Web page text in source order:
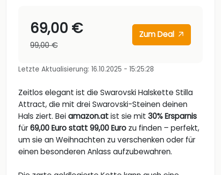
69,00 €
99,00 €
Zum Deal
Letzte Aktualisierung: 16.10.2025 - 15:25:28
Zeitlos elegant ist die Swarovski Halskette Stilla
Attract, die mit drei Swarovski-Steinen deinen
Hals ziert. Beiamazon.atist sie mit 30% Ersparnis
für69,00 Euro statt 99,00 Euro zu finden – perfekt,
um sie an Weihnachten zu verschenken oder für
einen besonderen Anlass aufzubewahren.